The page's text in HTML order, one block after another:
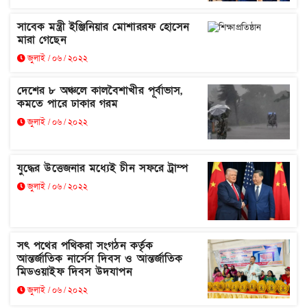
সাবেক মন্ত্রী ইঞ্জিনিয়ার মোশাররফ হোসেন
মারা গেছেন
জুলাই / ০৬ / ২০২২
দেশের ৮ অঞ্চলে কালবৈশাখীর পূর্বাভাস,
কমতে পারে ঢাকার গরম
জুলাই / ০৬ / ২০২২
যুদ্ধের উত্তেজনার মধ্যেই চীন সফরে ট্রাম্প
জুলাই / ০৬ / ২০২২
সৎ পথের পথিকরা সংগঠন কর্তৃক
আন্তর্জাতিক নার্সেস দিবস ও আন্তর্জাতিক
মিডওয়াইফ দিবস উদযাপন
জুলাই / ০৬ / ২০২২